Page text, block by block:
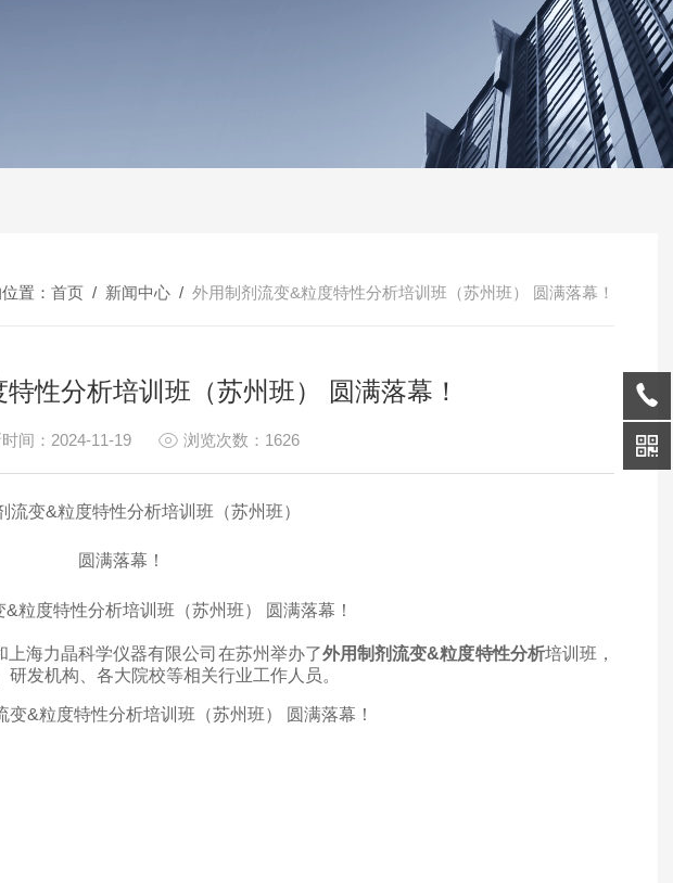
置： 首页 / 新闻中心 / 外用制剂流变&粒度特性分析培训班（苏州班） 圆满落幕！
性分析培训班（苏州班） 圆满落幕！
时间：2024-11-19 浏览次数：1626
流变&粒度特性分析培训班（苏州班）
圆满落幕！
海力晶科学仪器有限公司在苏州举办了外用制剂流变&粒度特性分析培训班，
发机构、各大院校等相关行业工作人员。